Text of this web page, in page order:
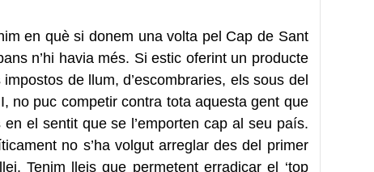
en què si donem una volta pel Cap de Sant
n’hi havia més. Si estic oferint un producte
de llum, d’escombraries, els sous del
no puc competir contra tota aquesta gent que
el sentit que se l’emporten cap al seu país.
no s’ha volgut arreglar des del primer
Tenim lleis que permetent erradicar el ‘top